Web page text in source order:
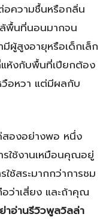
ความชื้นหรือกลิ่น
ล้พื้นที่นอนมากจน
ผู้สูงอายุหรือเด็กเล็ก
ห้งกับพื้นที่เปียกต้อง
อหวา แต่มีผลกับ
สองอย่างพอ หนึ่ง
ใช้งานเหมือนคุณอยู่
ช้สระมากกว่าการชม
ว่าเสี่ยง และถ้าคุณ
าอ่านรีวิวพูลวิลล่า